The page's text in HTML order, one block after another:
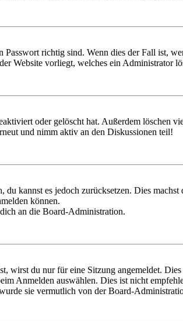
richtig sind. Wenn dies der Fall ist,
Website vorliegt, welches ein Administrator
oder gelöscht hat. Außerdem löschen
und nimm aktiv an den Diskussionen teil!
kannst es jedoch zurücksetzen. Dies
können.
an die Board-Administration.
wirst du nur für eine Sitzung angemeldet.
Anmelden auswählen. Dies ist nicht
sie vermutlich von der Board-